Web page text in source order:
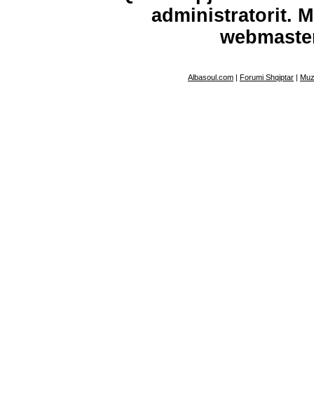
administratorit.
Albasoul.com | Forumi Shqiptar |